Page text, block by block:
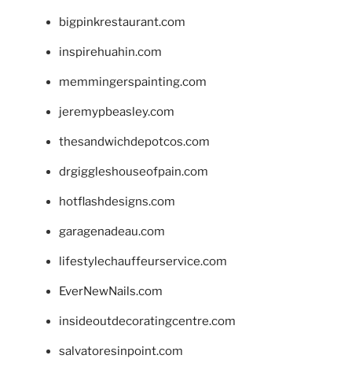
bigpinkrestaurant.com
inspirehuahin.com
memmingerspainting.com
jeremypbeasley.com
thesandwichdepotcos.com
drgiggleshouseofpain.com
hotflashdesigns.com
garagenadeau.com
lifestylechauffeurservice.com
EverNewNails.com
insideoutdecoratingcentre.com
salvatoresinpoint.com